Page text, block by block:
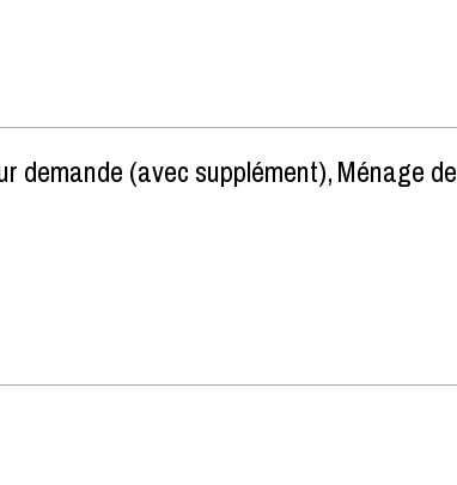
demande (avec supplément) Ménage de